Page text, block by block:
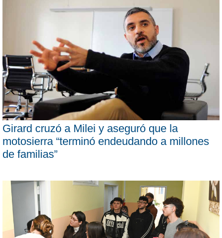
Girard cruzó a Milei y aseguró que la
motosierra “terminó endeudando a millones
de familias”